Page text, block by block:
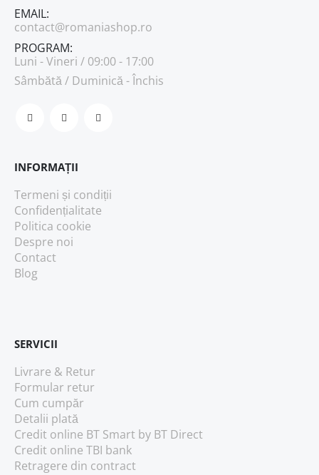
EMAIL:
contact@romaniashop.ro
PROGRAM:
Luni - Vineri / 09:00 - 17:00
Sâmbătă / Duminică - Închis
INFORMAȚII
Termeni și condiții
Confidențialitate
Politica cookie
Despre noi
Contact
Blog
SERVICII
Livrare & Retur
Formular retur
Cum cumpăr
Detalii plată
Credit online BT Smart by BT Direct
Credit online TBI bank
Retragere din contract